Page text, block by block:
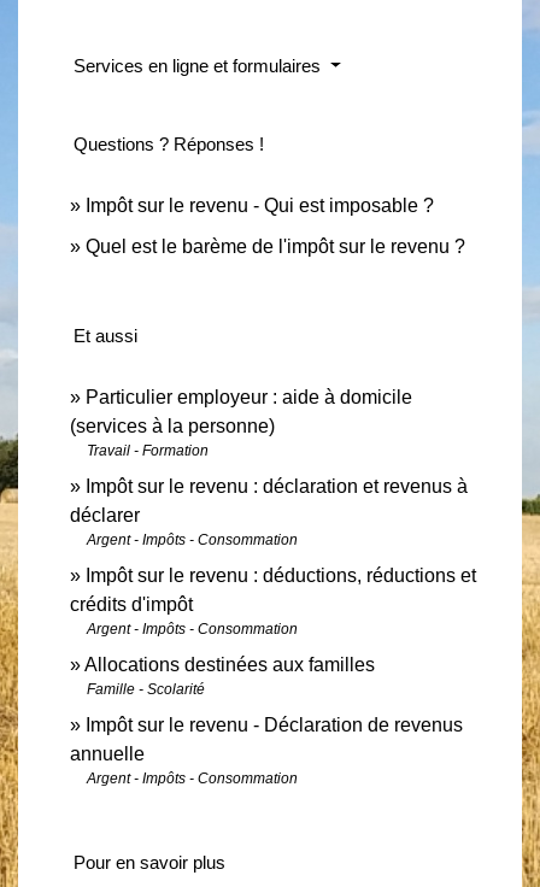
Services en ligne et formulaires
Questions ? Réponses !
Impôt sur le revenu - Qui est imposable ?
Quel est le barème de l'impôt sur le revenu ?
Et aussi
Particulier employeur : aide à domicile
(services à la personne)
Travail - Formation
Impôt sur le revenu : déclaration et revenus à
déclarer
Argent - Impôts - Consommation
Impôt sur le revenu : déductions, réductions et
crédits d'impôt
Argent - Impôts - Consommation
Allocations destinées aux familles
Famille - Scolarité
Impôt sur le revenu - Déclaration de revenus
annuelle
Argent - Impôts - Consommation
Pour en savoir plus